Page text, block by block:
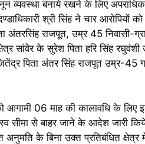
व्यवस्था बनाये रखने के लिए अपराधिक
श्री सिंह ने चार आरोपियों
अंतरसिंह राजपूत, उम्र 45 निवासी-
सांवेर के सुरेश पिता हरि सिंह
पिता अंतर सिंह राजपूत उम्र-45
06 माह की कालावधि के लिए
सीमा से बाहर जाने के आदेश जारी
अनुमति के बिना उक्त प्रतिबंधित